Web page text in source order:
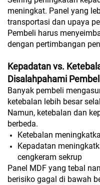
meningkat. Panel yang
transportasi dan upaya
Pembeli harus
dengan pertimbangan
Kepadatan vs.
Disalahpahami
Banyak pembeli
ketebalan lebih besar
Namun, ketebalan dan
berbeda.
Ketebalan
Kepadatan
cengkeram sekrup
Panel MDF yang tebal
berisiko gagal di bawah